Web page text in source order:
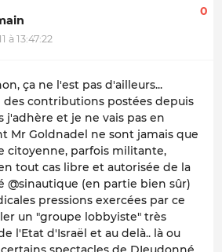
à 13:47:22
0
ça ne l'est pas d'ailleurs...
contributions postées depuis
j'adhère et je ne vais pas en
Mr Goldnadel ne sont jamais que
citoyenne, parfois militante,
tout cas libre et autorisée de la
@sinautique (en partie bien sûr)
pressions exercées par ce
un "groupe lobbyiste" très
l'Etat d'Israël et au delà.. là ou